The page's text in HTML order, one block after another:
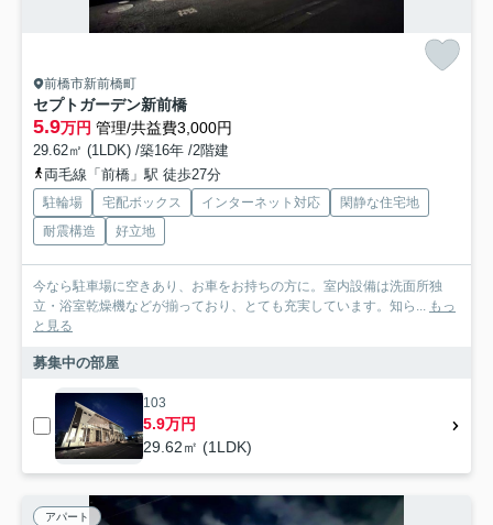
前橋市新前橋町
セプトガーデン新前橋
5.9万円 管理/共益費3,000円
29.62㎡ (1LDK) /築16年 /2階建
両毛線「前橋」駅 徒歩27分
駐輪場 宅配ボックス インターネット対応
閑静な住宅地
耐震構造
好立地
今なら駐車場に空きあり、お車をお持ちの方に。室内設備は洗面所独
立・浴室乾燥機などが揃っており、とても充実しています。知ら... もっ
と見る
募集中の部屋
103
5.9万円
29.62㎡ (1LDK)
アパート